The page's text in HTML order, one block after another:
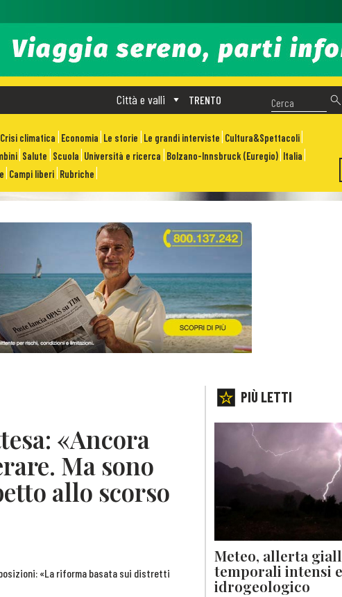
TRENTO
Città e valli
Crisi climatica Economia Le storie Le grandi interviste Cultura&Spettacoli
Salute Scuola Università e ricerca Bolzano-Innsbruck (Euregio) Italia
Campi liberi Rubriche
«Ancora
Ma sono
allo scorso
«La riforma basata sui distretti
PIÙ LETTI
Meteo, allerta
temporali intensi
idrogeologico